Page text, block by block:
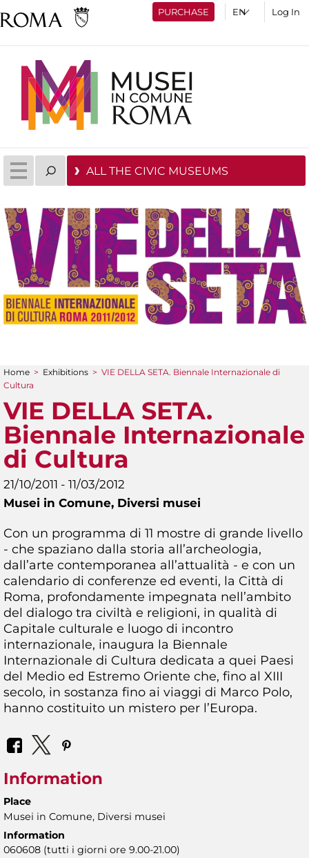
PURCHASE Log In
ALL THE CIVIC MUSEUMS
You are here
Home > Exhibitions > VIE DELLA SETA. Biennale Internazionale di
Cultura
VIE DELLA SETA.
Biennale Internazionale
di Cultura
21/10/2011 - 11/03/2012
Musei in Comune, Diversi musei
Con un programma di 11 mostre di grande livello
- che spaziano dalla storia all’archeologia,
dall’arte contemporanea all’attualità - e con un
calendario di conferenze ed eventi, la Città di
Roma, profondamente impegnata nell’ambito
del dialogo tra civiltà e religioni, in qualità di
Capitale culturale e luogo di incontro
internazionale, inaugura la Biennale
Internazionale di Cultura dedicata a quei Paesi
del Medio ed Estremo Oriente che, fino al XIII
secolo, in sostanza fino ai viaggi di Marco Polo,
hanno costituito un mistero per l’Europa.
Information
Place
Musei in Comune, Diversi musei
Information
060608 (tutti i giorni ore 9.00-21.00)